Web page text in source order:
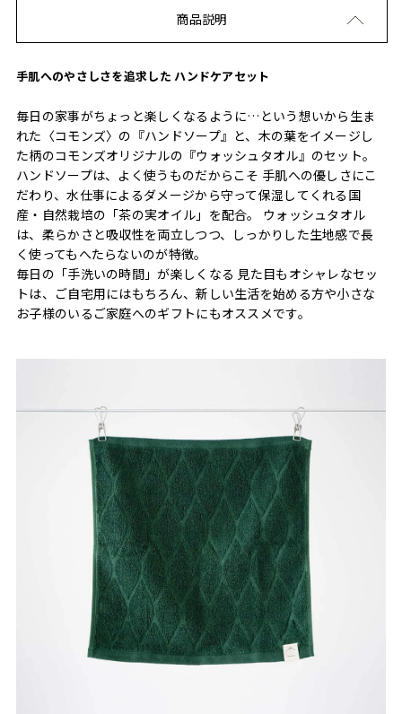
商品説明
手肌へのやさしさを追求した ハンドケアセット
毎日の家事がちょっと楽しくなるように…という想いから生ま
れた〈コモンズ〉の『ハンドソープ』と、木の葉をイメージし
た柄のコモンズオリジナルの『ウォッシュタオル』のセット。
ハンドソープは、よく使うものだからこそ 手肌への優しさにこ
だわり、水仕事によるダメージから守って保湿してくれる国
産・自然栽培の「茶の実オイル」を配合。 ウォッシュタオル
は、柔らかさと吸収性を両立しつつ、しっかりした生地感で長
く使ってもへたらないのが特徴。
毎日の「手洗いの時間」が楽しくなる 見た目もオシャレなセッ
トは、ご自宅用にはもちろん、新しい生活を始める方や小さな
お子様のいるご家庭へのギフトにもオススメです。